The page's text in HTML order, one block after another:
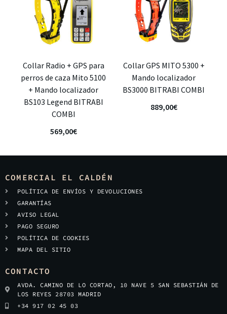
Collar Radio + GPS para
perros de caza Mito 5100
+ Mando localizador
BS103 Legend BITRABI
COMBI
569,00€
Collar GPS MITO 5300 +
Mando localizador
BS3000 BITRABI COMBI
889,00€
COMERCIAL EL CALDÉN
POLÍTICA DE ENVÍOS Y DEVOLUCIONES
GARANTÍAS
AVISO LEGAL
PAGO SEGURO
POLÍTICA DE COOKIES
MAPA DEL SITIO
CONTACTO
AVDA. CAMINO DE LO CORTAO, 10 NAVE 5 SAN SEBASTIÁN DE
LOS REYES 28703 MADRID
+34 917 02 45 03